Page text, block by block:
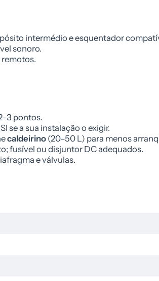
intermédio e esquentador
sonoro.
remotos.
pontos.
se a sua instalação o exigir.
caldeirino (20–50 L) para menos
fusível ou disjuntor DC adequados.
e válvulas.